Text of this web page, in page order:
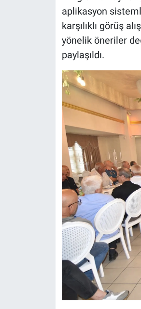
aplikasyon
karşılıklı görüş
yönelik öneriler
paylaşıldı.